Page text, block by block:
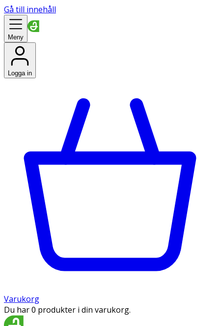
Gå till innehåll
Meny
Logga in
Varukorg
Du har 0 produkter i din varukorg.